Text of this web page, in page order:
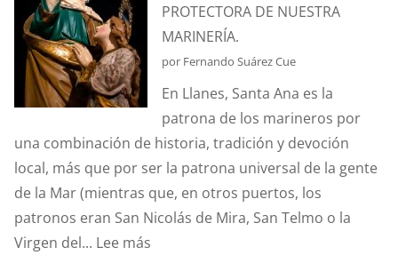
ANÉCDOTA
DEL
ESTANDARTE
DE
SANTA
ANA?
PROTECTORA DE NUESTRA
MARINERÍA.
por Fernando Suárez Cue
En Llanes, Santa Ana es la
patrona de los marineros por
una combinación de historia, tradición y devoción
local, más que por ser la patrona universal de la gente
de la Mar (mientras que, en otros puertos, los
patronos eran San Nicolás de Mira, San Telmo o la
Virgen del... Lee más: